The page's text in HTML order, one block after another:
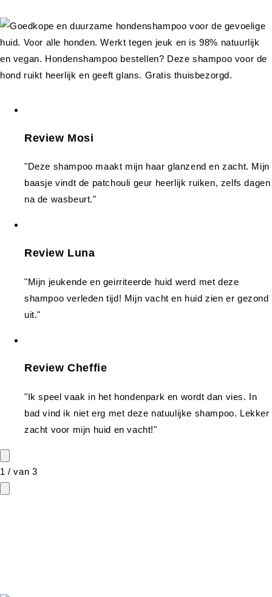
Review Mosi
"Deze shampoo maakt mijn haar glanzend en zacht. Mijn
baasje vindt de patchouli geur heerlijk ruiken, zelfs dagen
na de wasbeurt."
Review Luna
"Mijn jeukende en geirriteerde huid werd met deze
shampoo verleden tijd! Mijn vacht en huid zien er gezond
uit."
Review Cheffie
"Ik speel vaak in het hondenpark en wordt dan vies. In
bad vind ik niet erg met deze natuulijke shampoo. Lekker
zacht voor mijn huid en vacht!"
1 /van 3